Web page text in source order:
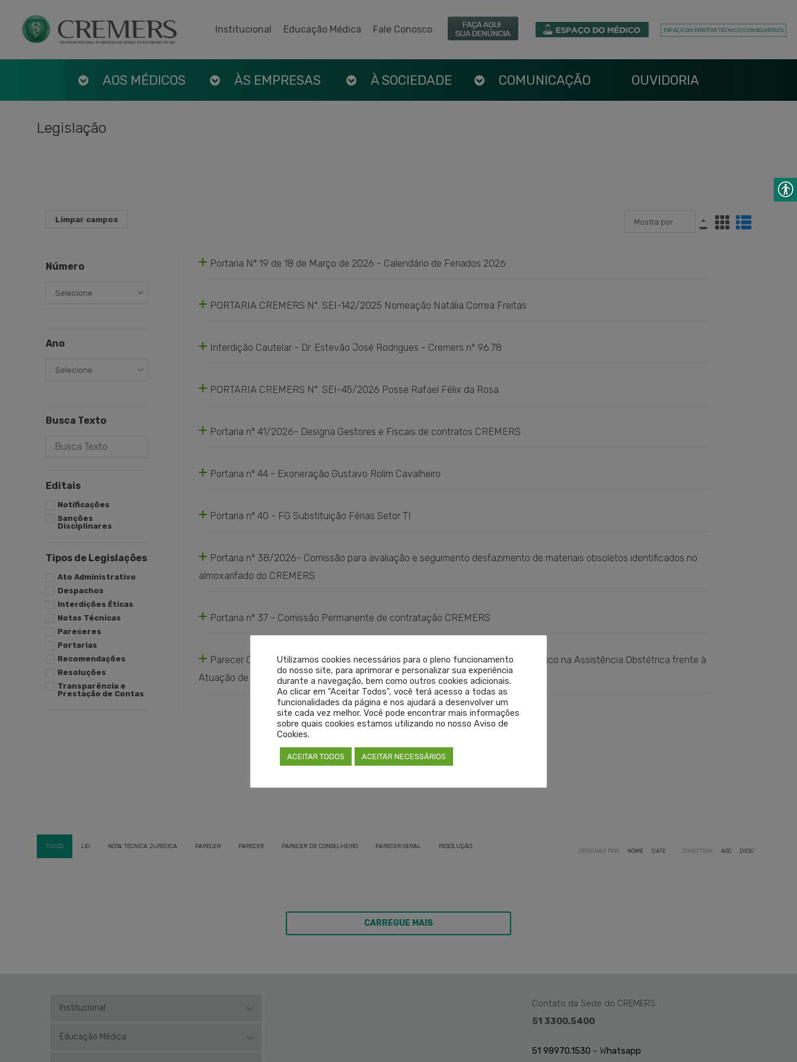
Institucional Educação Médica Fale Conosco
AOS MÉDICOS ÀS EMPRESAS À SOCIEDADE COMUNICAÇÃO OUVIDORIA
Legislação
Limpar campos
Número
Selecione
Ano
Selecione
Busca Texto
Editais
Notificações
Sanções
Disciplinares
Tipos de Legislações
Ato Administrativo
Despachos
Interdições Éticas
Notas Técnicas
Pareceres
Portarias
Recomendações
Resoluções
Transparência e
Prestação de Contas
Mostra por
Portaria Nº 19 de 18 de Março de 2026 - Calendário de Feriados 2026
PORTARIA CREMERS N°. SEI-142/2025 Nomeação Natália Correa Freitas
Interdição Cautelar - Dr. Estevão José Rodrigues - Cremers nº 96.78
PORTARIA CREMERS N°. SEI-45/2026 Posse Rafael Félix da Rosa
Portaria nº 41/2026- Designa Gestores e Fiscais de contratos CREMERS
Portaria nº 44 - Exoneração Gustavo Rolim Cavalheiro
Portaria nº 40 - FG Substituição Férias Setor TI
Portaria nº 38/2026- Comissão para avaliação e seguimento desfazimento de materiais obsoletos identificados no
almoxarifado do CREMERS
Portaria nº 37 - Comissão Permanente de contratação CREMERS
Portaria_CREMERS_37_2026-Comissao-Permanente-Contratacao-do-Cremers
Parecer 08/2026 - Autonomia Técnica e Responsabilidade Profissional do Médico na Assistência Obstétrica frente à
Atuação de Doulas
Baixar
Carregar mais
ORDENAR POR: NOME DATE DIRECTION: ASC DESC
TODOS LEI NOTA TÉCNICA JURÍDICA PARECER PARECER PARECER DE CONSELHEIRO PARECER GERAL RESOLUÇÃO
CARREGUE MAIS
Institucional
Educação Médica
Contato da Sede do CREMERS:
51 3300.5400
51 98970.1530 - Whatsapp
Utilizamos cookies necessários para o pleno funcionamento
do nosso site, para aprimorar e personalizar sua experiência
durante a navegação, bem como outros cookies adicionais.
Ao clicar em "Aceitar Todos", você terá acesso a todas as
funcionalidades da página e nos ajudará a desenvolver um
site cada vez melhor. Você pode encontrar mais informações
sobre quais cookies estamos utilizando no nosso Aviso de
Cookies.
ACEITAR TODOS ACEITAR NECESSÁRIOS